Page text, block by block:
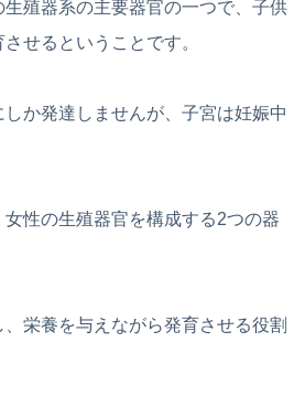
殖器系の主要器官の一つで、子供
せるということです。
か発達しませんが、子宮は妊娠中
性の生殖器官を構成する2つの器
栄養を与えながら発育させる役割